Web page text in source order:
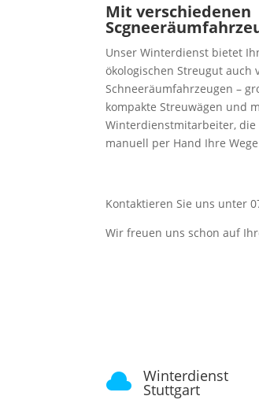
Mit verschiedenen
Unser Winterdienst bietet
ökologischen Streugut auch
Schneeräumfahrzeugen –
kompakte Streuwägen und
Winterdienstmitarbeiter, die
manuell per Hand Ihre
Kontaktieren Sie uns unter
Wir freuen uns schon auf
 Winterdienst
Stuttgart